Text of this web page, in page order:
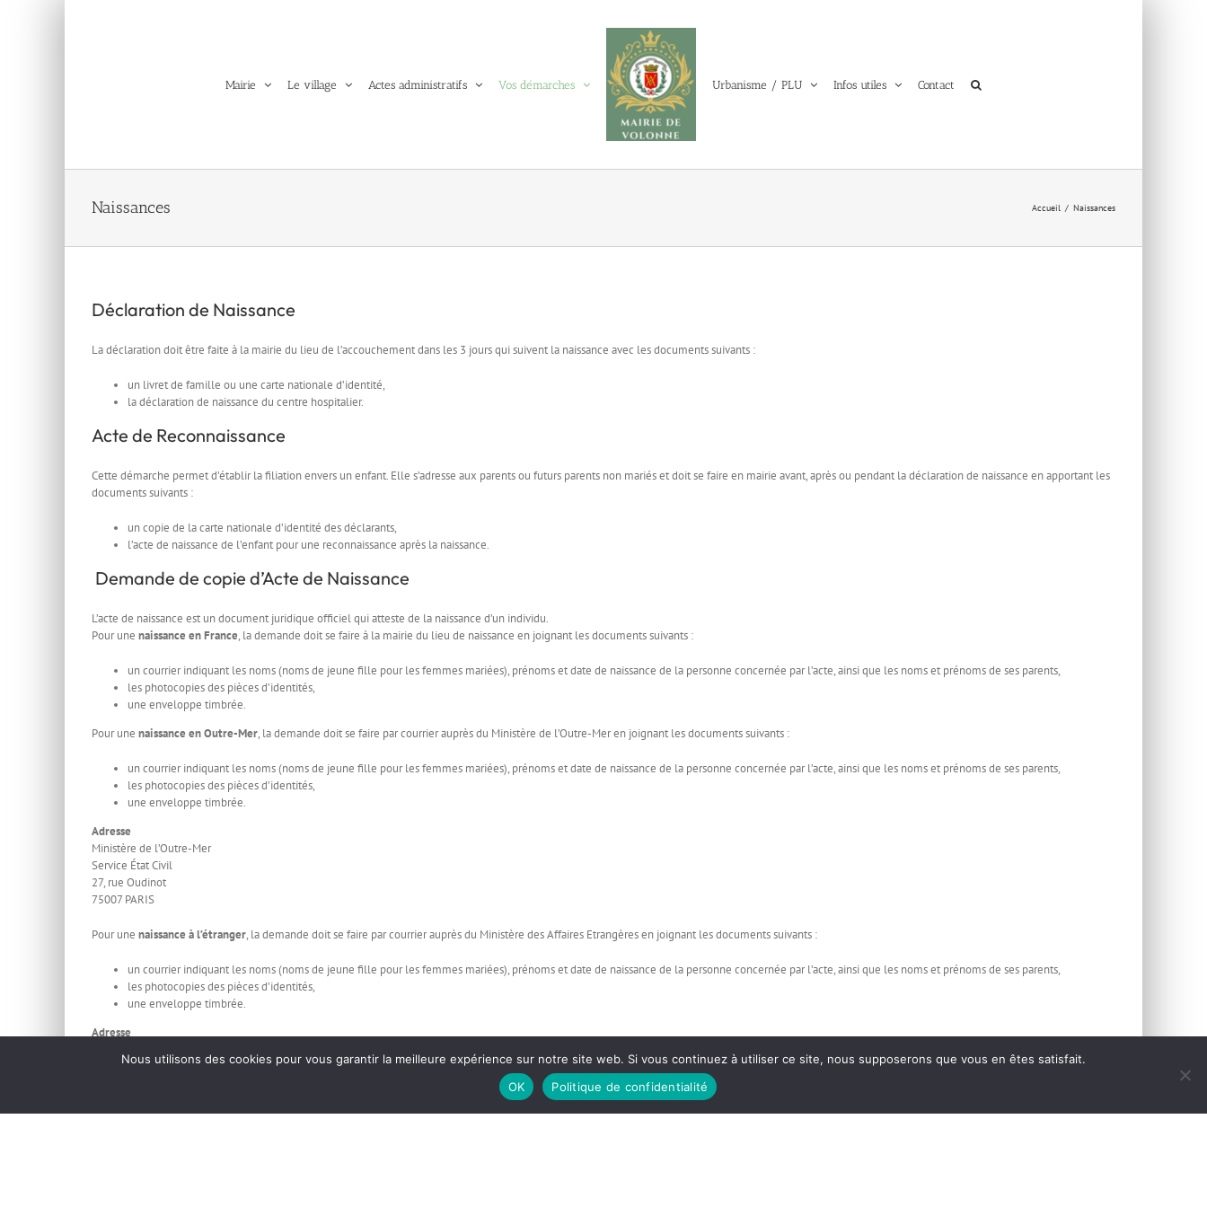
Mairie Le village Actes administratifs Vos démarches Urbanisme / PLU Infos utiles Contact
Naissances Accueil Naissances
Déclaration de Naissance
La déclaration doit être faite à la mairie du lieu de l’accouchement dans les 3 jours qui suivent la naissance avec les documents suivants :
un livret de famille ou une carte nationale d’identité,
la déclaration de naissance du centre hospitalier.
Acte de Reconnaissance
Cette démarche permet d’établir la filiation envers un enfant. Elle s’adresse aux parents ou futurs parents non mariés et doit se faire en mairie avant, après ou pendant la déclaration de naissance en apportant les
documents suivants :
un copie de la carte nationale d’identité des déclarants,
l’acte de naissance de l’enfant pour une reconnaissance après la naissance.
Demande de copie d’Acte de Naissance
L’acte de naissance est un document juridique officiel qui atteste de la naissance d’un individu.
Pour une naissance en France, la demande doit se faire à la mairie du lieu de naissance en joignant les documents suivants :
un courrier indiquant les noms (noms de jeune fille pour les femmes mariées), prénoms et date de naissance de la personne concernée par l’acte, ainsi que les noms et prénoms de ses parents,
les photocopies des pièces d’identités,
une enveloppe timbrée.
Pour une naissance en Outre-Mer, la demande doit se faire par courrier auprès du Ministère de l’Outre-Mer en joignant les documents suivants :
un courrier indiquant les noms (noms de jeune fille pour les femmes mariées), prénoms et date de naissance de la personne concernée par l’acte, ainsi que les noms et prénoms de ses parents,
les photocopies des pièces d’identités,
une enveloppe timbrée.
Adresse
Ministère de l’Outre-Mer
Service État Civil
27, rue Oudinot
75007 PARIS
Pour une naissance à l’étranger, la demande doit se faire par courrier auprès du Ministère des Affaires Etrangères en joignant les documents suivants :
un courrier indiquant les noms (noms de jeune fille pour les femmes mariées), prénoms et date de naissance de la personne concernée par l’acte, ainsi que les noms et prénoms de ses parents,
les photocopies des pièces d’identités,
une enveloppe timbrée.
Adresse
Service central de l’État Civil
Nous utilisons des cookies pour vous garantir la meilleure expérience sur notre site web. Si vous continuez à utiliser ce site, nous supposerons que vous en êtes satisfait.
OK
Politique de confidentialité